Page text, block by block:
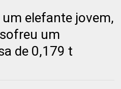
elefante jovem,
um
de 0,179 t